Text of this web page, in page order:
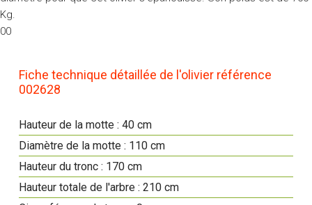
Kg.
00
Fiche technique détaillée de l'olivier référence
002628
Hauteur de la motte : 40 cm
Diamètre de la motte : 110 cm
Hauteur du tronc : 170 cm
Hauteur totale de l'arbre : 210 cm